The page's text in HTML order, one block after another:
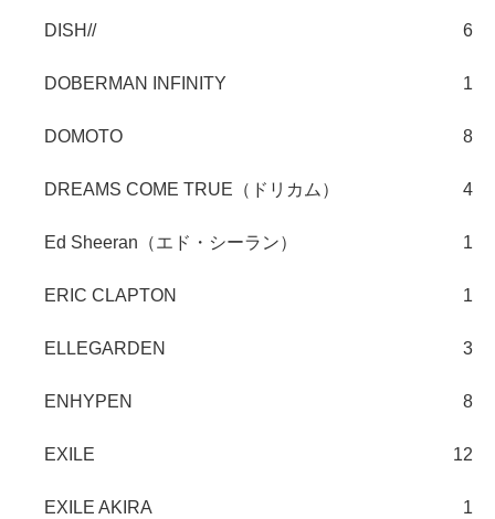
DISH// 6
DOBERMAN INFINITY 1
DOMOTO 8
DREAMS COME TRUE（ドリカム） 4
Ed Sheeran（エド・シーラン） 1
ERIC CLAPTON 1
ELLEGARDEN 3
ENHYPEN 8
EXILE 12
EXILE AKIRA 1